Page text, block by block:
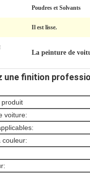
Poudres et Solvants
Il est lisse.
La peinture de
une finition
produit
voiture:
couleur: